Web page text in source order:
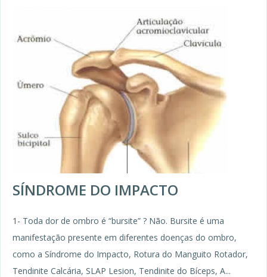
SÍNDROME DO IMPACTO
1- Toda dor de ombro é “bursite” ? Não. Bursite é uma
manifestação presente em diferentes doenças do ombro,
como a Síndrome do Impacto, Rotura do Manguito Rotador,
Tendinite Calcária, SLAP Lesion, Tendinite do Bíceps, A...